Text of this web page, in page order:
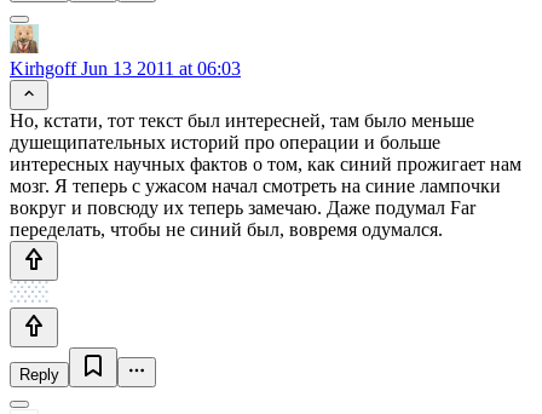
KirhgoffJun 13 2011 at 06:03
Но, кстати, тот текст был интересней, там было меньше
душещипательных историй про операции и больше
интересных научных фактов о том, как синий прожигает нам
мозг. Я теперь с ужасом начал смотреть на синие лампочки
вокруг и повсюду их теперь замечаю. Даже подумал Far
переделать, чтобы не синий был, вовремя одумался.
Reply